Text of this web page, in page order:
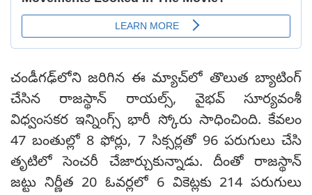
చండీగఢ్‌లోని జరిగిన ఈ మ్యాచ్‌‌లో తొలుత బ్యాటింగ్
చేసిన రాజస్థాన్ రాయల్స్, వైభవ్ సూర్యవంశీ
విధ్వంసకర ఇన్నింగ్స్ భారీ స్కోరు సాధించింది. కేవలం
47 బంతుల్లో 8 ఫోర్లు, 7 సిక్సర్లతో 96 పరుగులు చేసి
తృటిలో సెంచరీ చేజార్చుకున్నాడు. దీంతో రాజస్థాన్
జట్టు నిర్ణీత 20 ఓవర్లలో 6 వికెట్లకు 214 పరుగులు